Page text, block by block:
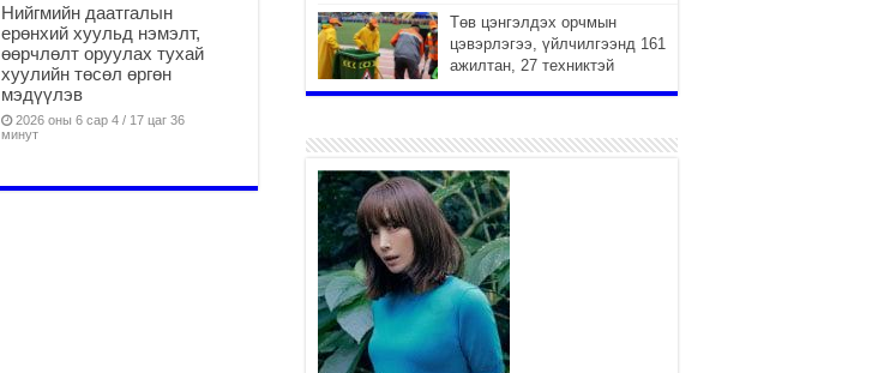
Нийгмийн даатгалын
ерөнхий хуульд нэмэлт,
өөрчлөлт оруулах тухай
хуулийн төсөл өргөн
мэдүүлэв
2026 оны 6 сар 4 / 17 цаг 36
минут
Төв цэнгэлдэх орчмын
цэвэрлэгээ, үйлчилгээнд 161
ажилтан, 27 техниктэй
ажиллаж байна
Наадмын амралтын өдрүүдэд
нийслэлийн эрүүл мэндийн
байгууллагууд дараах
хуваарийн дагуу ажиллана
2026 оны 7 сар 15 / 11 цаг 18 минут
Үндэсний их баяр наадам
эхэллээ
2026 оны 7 сар 15 / 11 цаг 14 минут